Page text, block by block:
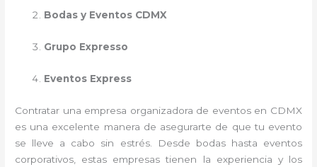
Bodas y Eventos CDMX
Grupo Expresso
Eventos Express
Contratar una empresa organizadora de eventos en CDMX
es una excelente manera de asegurarte de que tu evento
se lleve a cabo sin estrés. Desde bodas hasta eventos
corporativos, estas empresas tienen la experiencia y los